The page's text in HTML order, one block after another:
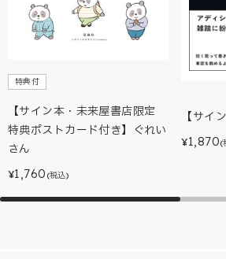
特典付
【サイン本・未来屋書店限定
特典ポストカード付き】ぐれい
さん
¥1,760 (税込)
【サイ
¥1,870(